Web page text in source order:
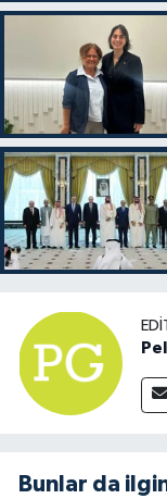
Bunlar da